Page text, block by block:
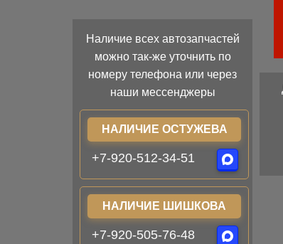
Наличие всех автозапчастей
можно так-же уточнить по
номеру телефона или через
наши мессенджеры
НАЛИЧИЕ ОСТУЖЕВА
+7-920-512-34-51
НАЛИЧИЕ ШИШКОВА
+7-920-505-76-48